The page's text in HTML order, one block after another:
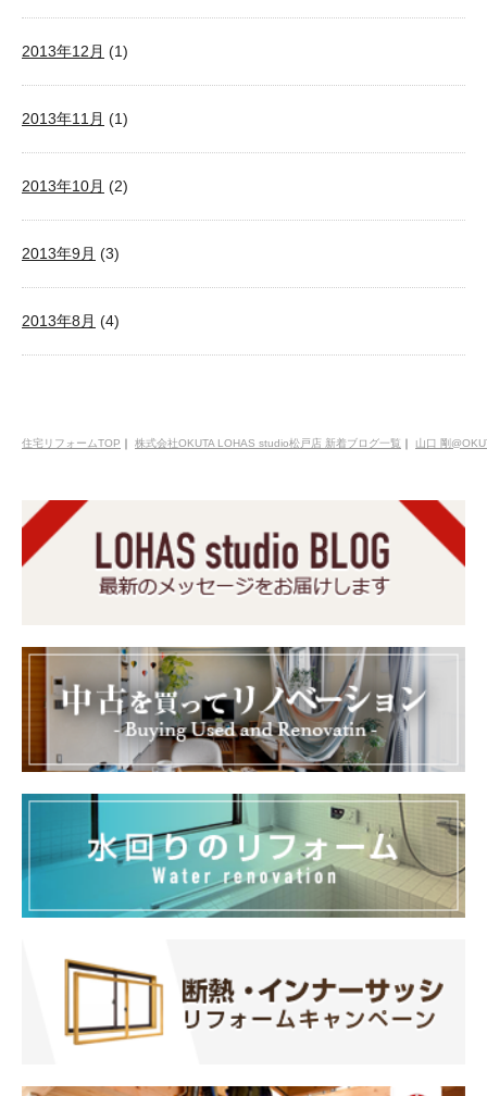
2013年12月 (1)
2013年11月 (1)
2013年10月 (2)
2013年9月 (3)
2013年8月 (4)
住宅リフォームTOP ｜ 株式会社OKUTA LOHAS studio松戸店 新着ブログ一覧 ｜ 山口 剛